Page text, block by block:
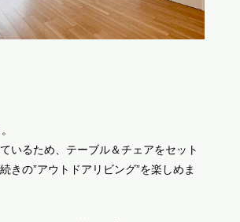
いるため、テーブル＆チェアをセット
きの”アウトドアリビング”を楽しめま